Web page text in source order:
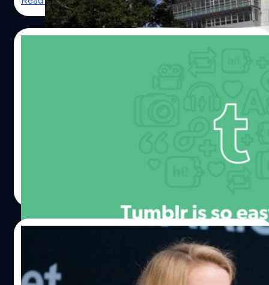
Sunnyvale, California in this February 1, 2008 file
REUTERS/Kimberly White/Files
Tumblr แอปโซเชียลเน็ตเวิร์คจากทาง Yahoo ที่เป็นคล้ายๆกับ
เว็บ Blog สั้นๆ โดยล่าสุดทาง Tumblr ได้เตรียมเปิด Instant
าา!! ซึ่งในตอนนี้ Instant messaging ของทาง Tumblr
แต่ Tumblr ก็เป็นช่องทางการสื่อสารที่ดี และเป็นตัวเลือกที่ดี
สำหรับคนที่ไม่ชอบอะไรที่มันเยอะแยะเกินไป โดยฟัง
ก์ชั่น Instant messaging นี้นั้นจะพร้อมให้บริการในทุกแอค
เคาท์ ช่วงต้นเดือนธันวาคมนี้ อ่ะแฮ่มอ่ะแฮ่ม รอใช้งานกันได้
เลยจ้าาา!! ที่มา : engadget
ท้องแล้วจ้า Marissa Mayer ซีอีโอ Yahoo ได้
ลูกแฝด!